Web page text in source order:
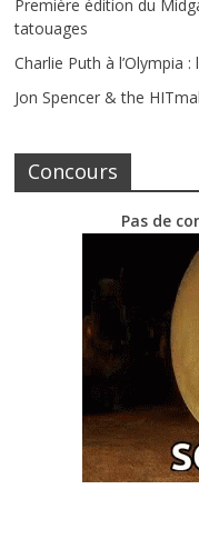
Première édition du
tatouages
Charlie Puth à l’Olympia
Jon Spencer & the
Concours
Pas de